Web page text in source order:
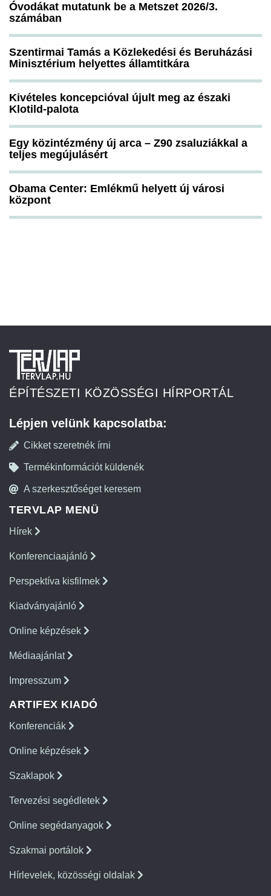
Óvodákat mutatunk be a Metszet 2026/3.
számában
Szentirmai Tamás a Közlekedési és Beruházási
Minisztérium helyettes államtitkára
Kivételes koncepcióval újult meg az északi
Klotild-palota
Egy közintézmény új arca – Z90 zsaluziákkal a
teljes megújulásért
Obama Center: Emlékmű helyett új városi
központ
ÉPÍTÉSZETI KÖZÖSSÉGI HÍRPORTÁL
Lépjen velünk kapcsolatba:
Cikket szeretnék írni
Termékinformációt küldenék
A szerkesztőséget keresem
TERVLAP MENÜ
Hírek
Konferenciaajánló
Perspektíva kisfilmek
Kiadványajánló
Online képzések
Médiaajánlat
Impresszum
ARTIFEX KIADÓ
Konferenciák
Online képzések
Szaklapok
Tervezési segédletek
Online segédanyagok
Szakmai portálok
Hírlevelek, közösségi oldalak